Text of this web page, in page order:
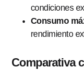
condiciones
Consumo
rendimiento
Comparativa